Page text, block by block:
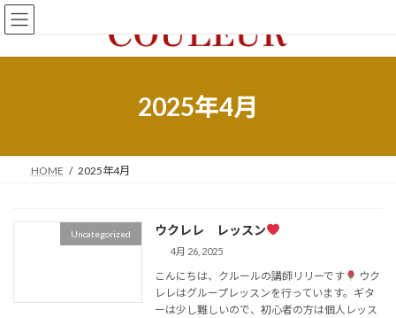
コ
ン
ン
ナ
ビ
ー
2025年4月
HOME 2025年4月
Uncategorized ウクレレ レッスン
4月 26, 2025
こんにちは、クルールの講師リリーです
ウク
レレはグループレッスンを行っています。ギタ
ーは少し難しいので、初心者の方は個人レッス